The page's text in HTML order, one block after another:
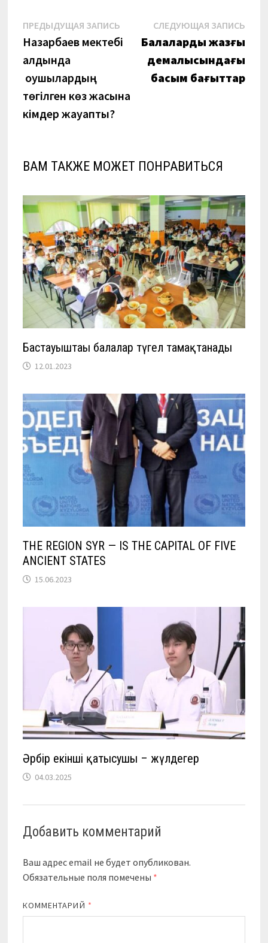
Навигация
по
записям
ПРЕДЫДУЩАЯ ЗАПИСЬПредыдущая
запись:
Назарбаев мектебі
алдында
оқушылардың
төгілген көз жасына
кімдер жауапты?
СЛЕДУЮЩАЯ ЗАПИСЬ
Балалардың жазғы
демалысындағы
басым бағыттар
ВАМ ТАКЖЕ МОЖЕТ ПОНРАВИТЬСЯ
Бастауыштағы балалар түгел тамақтанады
12.01.2023
THE REGION SYR — IS THE CAPITAL OF FIVE
ANCIENT STATES
15.06.2023
Әрбір екінші қатысушы – жүлдегер
04.03.2025
Добавить комментарий
Ваш адрес email не будет опубликован.
Обязательные поля помечены *
КОММЕНТАРИЙ *